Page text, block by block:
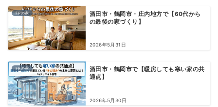
FPの家
酒田市・鶴岡市・庄内地方で【60代から
の最後の家づくり】
2026年5月31日
FPの家
酒田市・鶴岡市で【暖房しても寒い家の共
通点】
2026年5月30日